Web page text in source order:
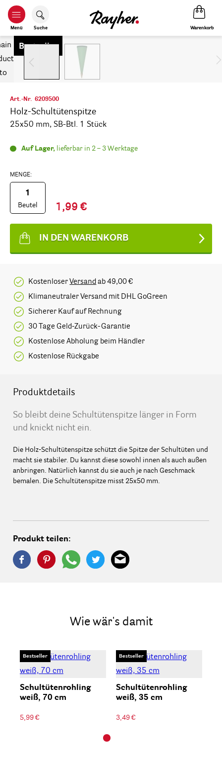
Menü Suche Warenkorb
Bestseller
Art.-Nr. 6209500
Holz-Schultütenspitze
25x50 mm, SB-Btl. 1 Stück
Auf Lager, lieferbar in 2 – 3 Werktage
IN DEN WARENKORB
MENGE:
Beutel 1,99 €
KostenloserVersand ab 49,00 €
Klimaneutraler Versand mit DHL GoGreen
Sicherer Kauf auf Rechnung
30 Tage Geld-Zurück-Garantie
Kostenlose Abholung beim Händler
Kostenlose Rückgabe
Produktdetails
So bleibt deine Schultütenspitze länger in Form
und knickt nicht ein.
Die Holz-Schultütenspitze schützt die Spitze der Schultüten und
macht sie stabiler. Du kannst diese sowohl innen als auch außen
anbringen. Natürlich kannst du sie auch je nach Geschmack
bemalen. Die Schultütenspitze misst 25x50 mm.
Produkt teilen:
Wie wär's damit
Bestseller
Schultütenrohling
weiß, 70 cm
5,99 €
Bestseller
Schultütenrohling
weiß, 35 cm
3,49 €